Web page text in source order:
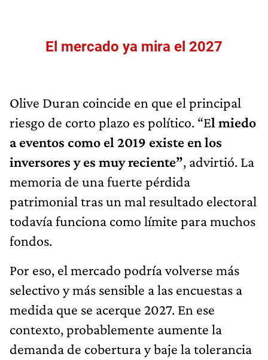
El mercado ya mira el 2027
Olive Duran coincide en que el principal
riesgo de corto plazo es político. “El miedo
a eventos como el 2019 existe en los
inversores y es muy reciente”, advirtió. La
memoria de una fuerte pérdida
patrimonial tras un mal resultado electoral
todavía funciona como límite para muchos
fondos.
Por eso, el mercado podría volverse más
selectivo y más sensible a las encuestas a
medida que se acerque 2027. En ese
contexto, probablemente aumente la
demanda de cobertura y baje la tolerancia